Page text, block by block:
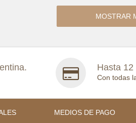
MOSTRAR
Hasta 12
Con todas
MEDIOS DE PAGO